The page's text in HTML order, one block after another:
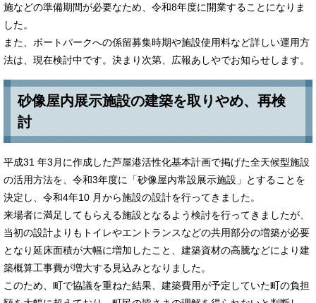
施などの準備期間が必要なため、令和8年度に開業することになりま
した。
また、ボートパークへの係留募集時期や施設使用料など詳しい運用方
法は、現在検討中です。決まり次第、広報あしやでお知らせします。
砂像屋内展示施設の建築を取りやめ、再検
討
平成31 年3月に作成した芦屋港活性化基本計画で掲げた全天候型施設
の活用方法を、令和3年度に「砂像屋内常設展示施設」とすることを
決定し、令和4年10 月から施設の設計を行ってきました。
来場者に満足してもらえる施設となるよう検討を行ってきましたが、
当初の設計よりもトイレやエントランスなどの共用部分の増築が必要
となり延床面積が大幅に増加したこと、建築資材の高騰などにより建
築概算工事費が増大する見込みとなりました。
このため、町で協議を重ねた結果、建築費用が予定していた町の負担